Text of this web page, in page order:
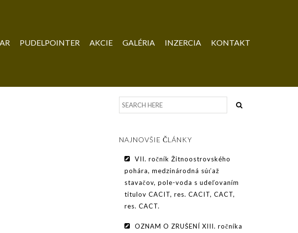
PUDELPOINTER AKCIE GALÉRIA INZERCIA KONTAKT
NAJNOVŠIE ČLÁNKY
VII. ročník Žitnoostrovského
pohára, medzinárodná súťaž
stavačov, pole-voda s udeľovaním
titulov CACIT, res. CACIT, CACT,
res. CACT.
OZNAM O ZRUŠENÍ XIII. ročníka